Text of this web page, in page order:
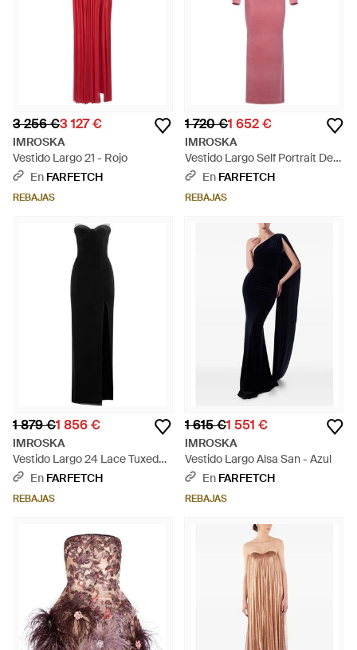
3 256 €3 127 €
IMROSKA
Vestido Largo 21 - Rojo
En FARFETCH
REBAJAS
1 720 €1 652 €
IMROSKA
Vestido Largo Self Portrait De
Terciopelo - Rosa
En FARFETCH
REBAJAS
1 879 €1 856 €
IMROSKA
Vestido Largo 24 Lace Tuxedos
- Negro
En FARFETCH
REBAJAS
1 615 €1 551 €
IMROSKA
Vestido Largo Alsa San - Azul
En FARFETCH
REBAJAS